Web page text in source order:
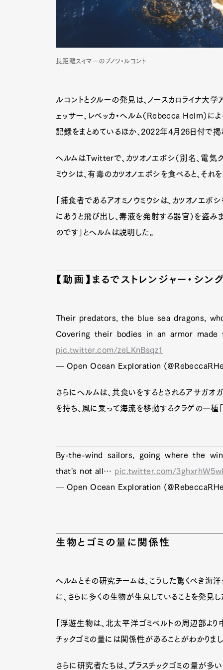
Pen
長距離スイマーのブノワ・ルコント
ルコントとクルーの発見は、ノースカロライナ大
ェッサー、レベッカ・ヘルム（Rebecca Helm）
記録をまとめているほか、2022年4月26日付で
ヘルムはTwitterで、カツオノエボシ（別名、電気
ミウシは、有毒のカツオノエボシを食べると、それ
「捕食者であるアオミノウミウシは、カツオノエ
にあうと飛び出し、毒液を発射する器官）を盗
のです」とヘルムは説明した。
【動画】まるでストレンジャー・シ
Their predators, the blue sea dragons,
Covering their bodies in an armor
pic.twitter.com/zeLKnBsqz1
— Open Ocean Exploration
さらにヘルムは、共食いをするとされるアサガオ
を持ち、風に乗って海流を移動するクラゲの一種「
By-the-wind sailors, going where the
that's not all… pic.twitter.com/
— Open Ocean Exploration
生物とゴミの量に関係性
ヘルムとその研究チームは、こうした驚くべき
に、さらに多くの生物が生息していることを発見し
「浮遊生物は、北太平洋ゴミベルトの周辺部よ
チックゴミの量には関係性があることがわかりまし
さらに研究者たちは、プラスチックゴミの量が